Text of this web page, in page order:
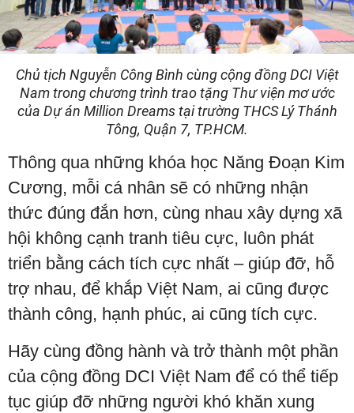
Chủ tịch Nguyễn Công Bình cùng cộng đồng DCI Việt
Nam trong chương trình trao tặng Thư viện mơ ước
của Dự án Million Dreams tại trường THCS Lý Thánh
Tông, Quận 7, TP.HCM.
Thông qua những khóa học Năng Đoạn Kim
Cương, mỗi cá nhân sẽ có những nhận
thức đúng đắn hơn, cùng nhau xây dựng xã
hội không cạnh tranh tiêu cực, luôn phát
triển bằng cách tích cực nhất – giúp đỡ, hỗ
trợ nhau, để khắp Việt Nam, ai cũng được
thành công, hạnh phúc, ai cũng tích cực.
Hãy cùng đồng hành và trở thành một phần
của cộng đồng DCI Việt Nam để có thể tiếp
tục giúp đỡ những người khó khăn xung